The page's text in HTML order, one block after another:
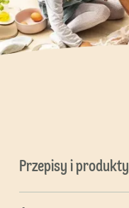
Przepisy i produkty